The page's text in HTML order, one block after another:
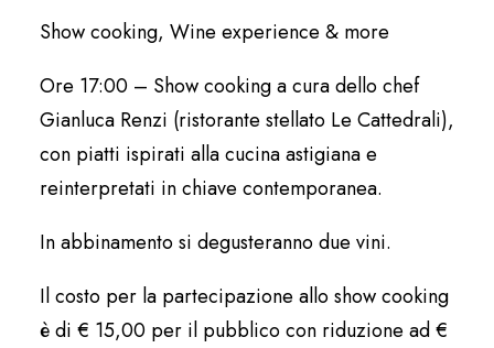
Show cooking, Wine experience & more
Ore 17:00 – Show cooking a cura dello chef
Gianluca Renzi (ristorante stellato Le Cattedrali),
con piatti ispirati alla cucina astigiana e
reinterpretati in chiave contemporanea.
In abbinamento si degusteranno due vini.
Il costo per la partecipazione allo show cooking
è di € 15,00 per il pubblico con riduzione ad €